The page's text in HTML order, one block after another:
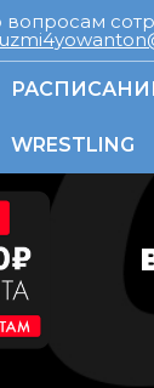
вопросам
WRESTLING